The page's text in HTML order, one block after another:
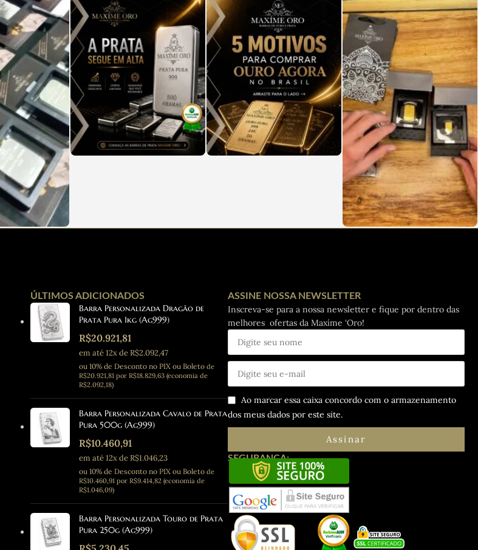
ÚLTIMOS ADICIONADOS
Barra Personalizada Dragão de
Prata Pura 1kg (Ag999)
R$20.921,81
em até 12x de R$2.092,47
ou 10% de Desconto no PIX ou Boleto de
R$20.921,81 por R$18.829,63(economia de
R$2.092,18)
Barra Personalizada Cavalo de Prata
Pura 500g (Ag999)
R$10.460,91
em até 12x de R$1.046,23
ou 10% de Desconto no PIX ou Boleto de
R$10.460,91 por R$9.414,82(economia de
R$1.046,09)
Barra Personalizada Touro de Prata
Pura 250g (Ag999)
ASSINE NOSSA NEWSLETTER
Inscreva-se para a nossa newsletter e fique por dentro das
melhores ofertas da Maxíme ‘Oro!
Ao marcar essa caixa concordo com o armazenamento
dos meus dados por este site.
Assinar
SEGURANÇA: